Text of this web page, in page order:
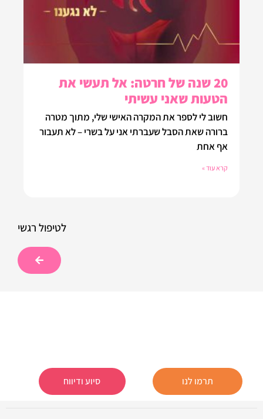
20 שנה של חרטה: אל תעשי את
הטעות שאני עשיתי
חשוב לי לספר את המקרה האישי שלי, מתוך מטרה
ברורה שאת הסבל שעברתי אני על בשרי – לא תעבור
אף אחת
קרא עוד »
לטיפול רגשי
תרמו לנו סיוע ודיווח